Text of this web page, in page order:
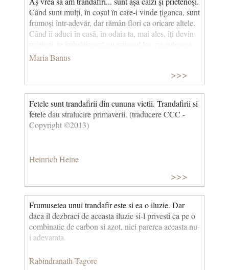
Când sunt mulți, în coșul în care-i vinde țiganca, sunt
frumoși într-adevăr, dar rămân flori ca oricare altele.
Când îi aduci în casă, în odaia ta, mai ales, îți devin
prieteni, te îmbrățișează cu mirosul lor, cu culoarea,
și nu știu cum - parcă așteaptă să fie și ei mângâiați.
Maria Banus
>>>
Fetele sunt trandafirii din cununa vietii. Trandafirii si
fetele dau stralucire primaverii. (traducere CCC -
Copyright ©2013)
Heinrich Heine
>>>
Frumusetea unui trandafir este si ea o iluzie. Dar
daca il dezbraci de aceasta iluzie si-l privesti ca pe o
combinatie de carbon si azot, nici parerea aceasta nu-
i adevarata.
Rabindranath Tagore